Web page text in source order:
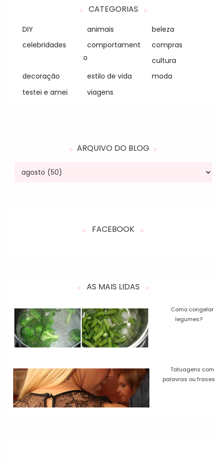
CATEGORIAS
DIY animais
beleza
celebridades
comportament
o
compras
cultura
decoração
estilo de vida
moda
testei e amei
viagens
ARQUIVO DO BLOG
FACEBOOK
AS MAIS LIDAS
Como congelar
legumes?
Tatuagens com
palavras ou frases